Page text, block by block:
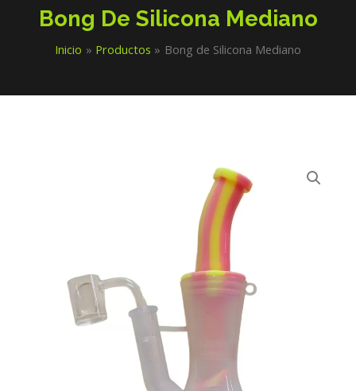
Bong De Silicona Mediano
Inicio Productos Bong de Silicona Mediano